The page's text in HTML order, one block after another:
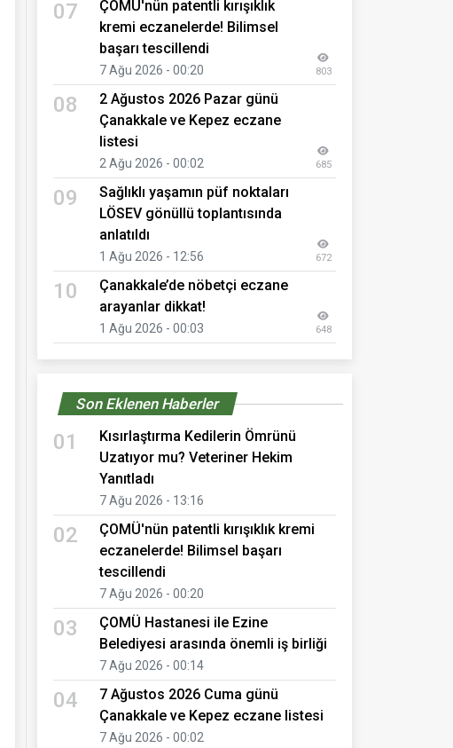
07
ÇOMÜ'nün patentli kırışıklık
kremi eczanelerde! Bilimsel
başarı tescillendi
7 Ağu 2026 - 00:20 803
08
2 Ağustos 2026 Pazar günü
Çanakkale ve Kepez eczane
listesi
2 Ağu 2026 - 00:02 685
09
Sağlıklı yaşamın püf noktaları
LÖSEV gönüllü toplantısında
anlatıldı
1 Ağu 2026 - 12:56 672
10
Çanakkale’de nöbetçi eczane
arayanlar dikkat!
1 Ağu 2026 - 00:03 648
Son Eklenen Haberler
01
Kısırlaştırma Kedilerin Ömrünü
Uzatıyor mu? Veteriner Hekim
Yanıtladı
7 Ağu 2026 - 13:16
02
ÇOMÜ'nün patentli kırışıklık kremi
eczanelerde! Bilimsel başarı
tescillendi
7 Ağu 2026 - 00:20
03
ÇOMÜ Hastanesi ile Ezine
Belediyesi arasında önemli iş birliği
7 Ağu 2026 - 00:14
04
7 Ağustos 2026 Cuma günü
Çanakkale ve Kepez eczane listesi
7 Ağu 2026 - 00:02